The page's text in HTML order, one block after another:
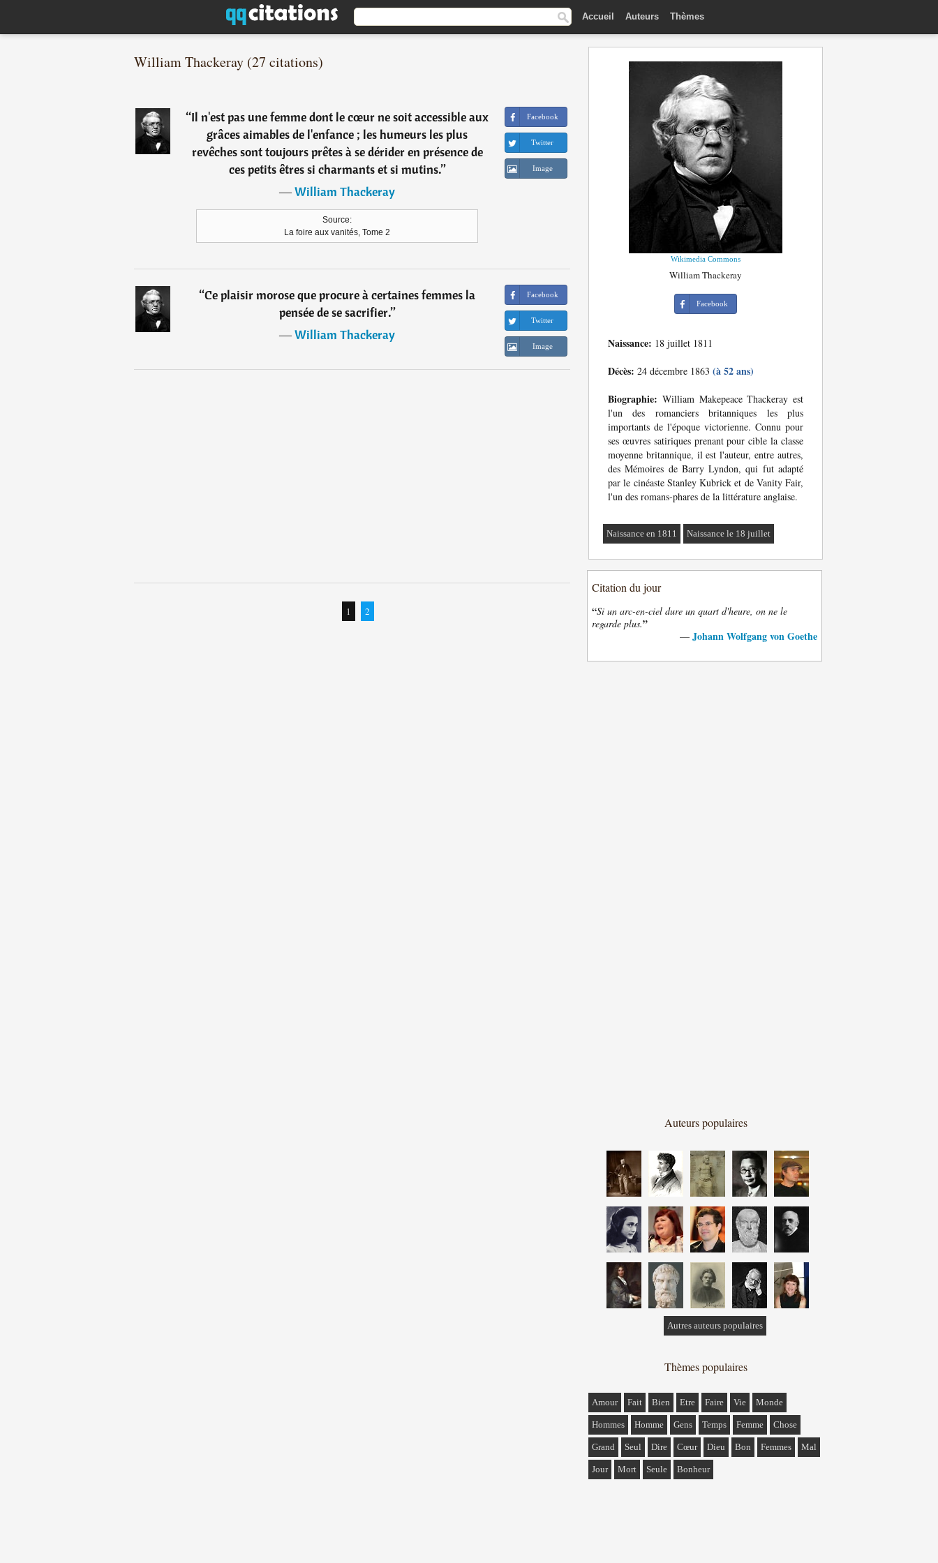
Accueil Auteurs Thèmes
William Thackeray (27 citations)
“Il n'est pas une femme dont le cœur ne soit accessible aux
grâces aimables de l'enfance ; les humeurs les plus
revêches sont toujours prêtes à se dérider en présence de
ces petits êtres si charmants et si mutins.”
―William Thackeray
Source:
La foire aux vanités, Tome 2
Facebook
Twitter
Image
“Ce plaisir morose que procure à certaines femmes la
pensée de se sacrifier.”
―William Thackeray
Facebook
Twitter
Image
1 2
Wikimedia Commons
William Thackeray
Facebook
Naissance: 18 juillet 1811
Décès: 24 décembre 1863 (à 52 ans)
Biographie: William Makepeace Thackeray est
l'un des romanciers britanniques les plus
importants de l'époque victorienne. Connu pour
ses œuvres satiriques prenant pour cible la classe
moyenne britannique, il est l'auteur, entre autres,
des Mémoires de Barry Lyndon, qui fut adapté
par le cinéaste Stanley Kubrick et de Vanity Fair,
l'un des romans-phares de la littérature anglaise.
Naissance en 1811 Naissance le 18 juillet
Citation du jour
“Si un arc-en-ciel dure un quart d'heure, on ne le
regarde plus.”
— Johann Wolfgang von Goethe
Auteurs populaires
Autres auteurs populaires
Thèmes populaires
Amour Fait Bien Etre Faire Vie Monde
Hommes Homme Gens Temps Femme Chose
Grand Seul Dire Cœur Dieu Bon Femmes Mal
Jour Mort Seule Bonheur